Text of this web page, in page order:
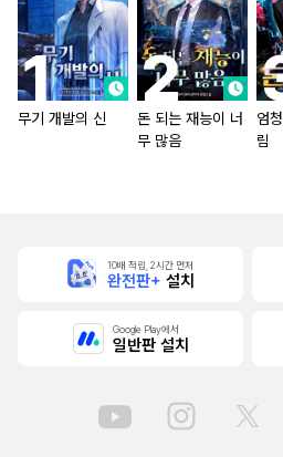
무기 개발의 신
돈 되는 재능이 너
무 많음
엄
림
10배 적립, 2시간 먼저
완전판+ 설치
Google Play에서
일반판 설치